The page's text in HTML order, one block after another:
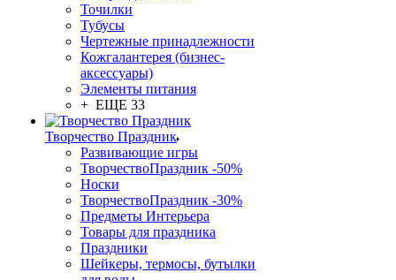
Точилки
Тубусы
Чертежные принадлежности
Кожгалантерея (бизнес-
аксессуары)
Элементы питания
+ ЕЩЕ 33
Творчество Праздник
Развивающие игры
ТворчествоПраздник -50%
Носки
ТворчествоПраздник -30%
Предметы Интерьера
Товары для праздника
Праздники
Шейкеры, термосы, бутылки